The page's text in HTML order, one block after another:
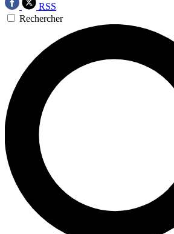
RSS
Rechercher